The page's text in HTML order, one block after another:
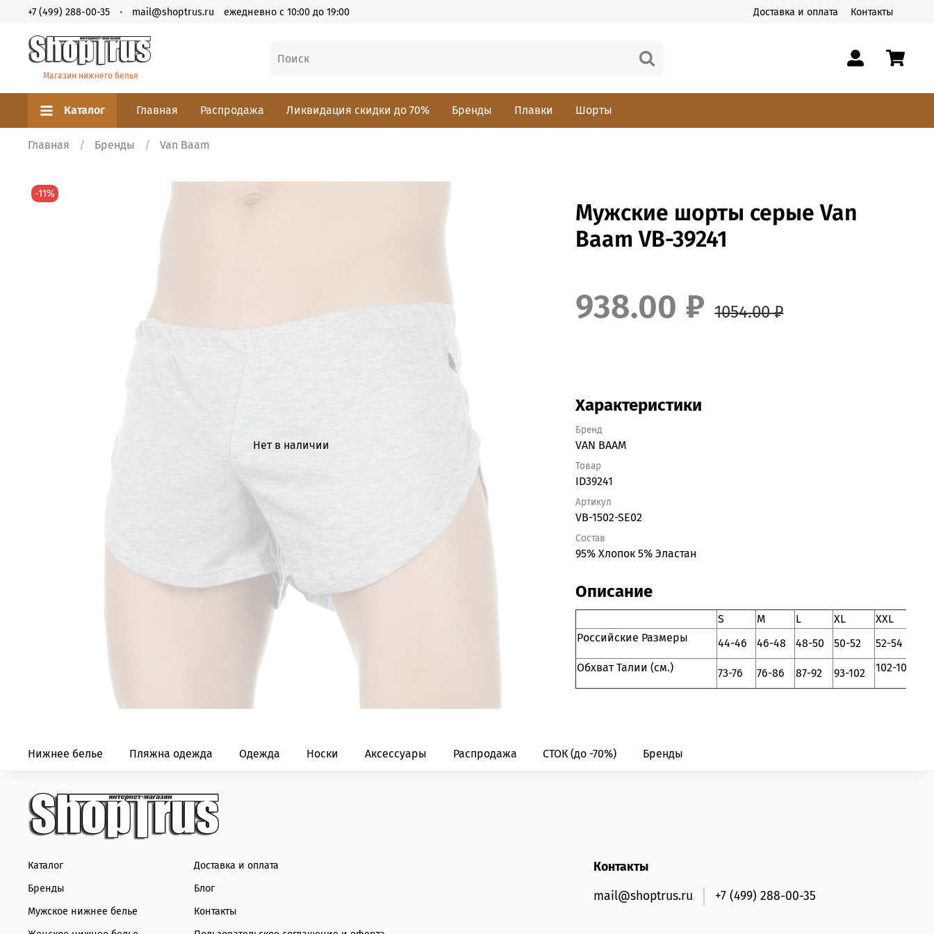
Доставка и оплата Контакты
+7 (499) 288-00-35 mail@shoptrus.ru ежедневно с 10:00 до 19:00
Магазин нижнего белья
Каталог Главная Распродажа Ликвидация скидки до 70% Бренды Плавки Шорты
Главная Бренды Van Baam
Нет в наличии
-11%
Мужские шорты серые Van
Baam VB-39241
938.00 ₽ 1054.00 ₽
Характеристики
Бренд
VAN BAAM
Товар
ID39241
Артикул
VB-1502-SE02
Состав
95% Хлопок 5% Эластан
Описание
S M L XL
XXL
Российские Размеры
44-46 46-48 48-50 50-52
52-54
Обхват Талии (см.)
73-76 76-86 87-92 93-102 102-107
Нижнее белье Пляжна одежда Одежда Носки Аксессуары Распродажа СТОК (до -70%) Бренды
Каталог
Бренды
Мужское нижнее белье
Доставка и оплата
Блог
Контакты
Контакты
mail@shoptrus.ru
+7 (499) 288-00-35